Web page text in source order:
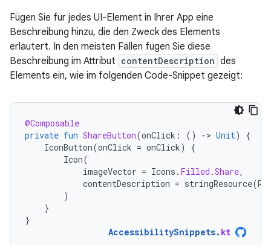
Fügen Sie für jedes UI-Element in Ihrer App eine
Beschreibung hinzu, die den Zweck des Elements
erläutert. In den meisten Fällen fügen Sie diese
Beschreibung im Attribut contentDescription des
Elements ein, wie im folgenden Code-Snippet gezeigt:
@Composable
private fun ShareButton(onClick : () -> Unit)
{
IconButton(onClick = onClick)
{
Icon(
imageVector = Icons . Filled .Share,
contentDescription = stringResource(R
)
}
}
AccessibilitySnippets. kt